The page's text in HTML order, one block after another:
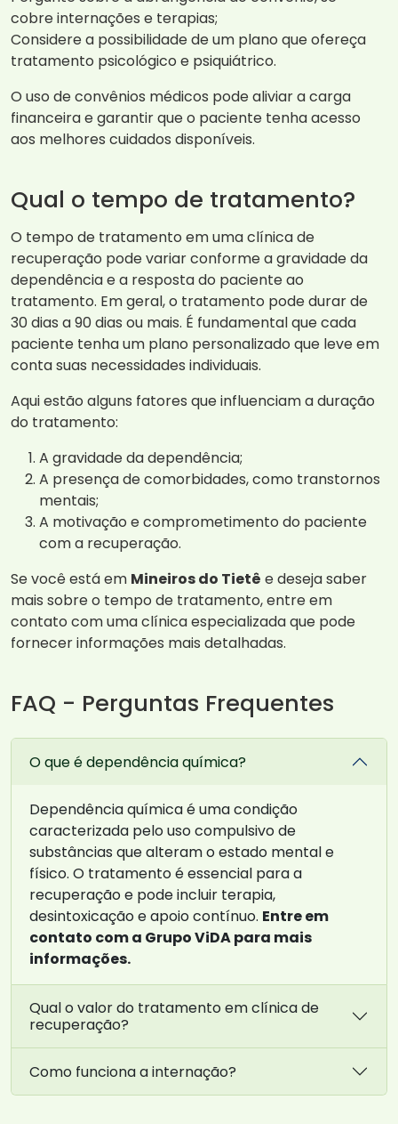
cobre internações e terapias;
Considere a possibilidade de um plano que ofereça
tratamento psicológico e psiquiátrico.
O uso de convênios médicos pode aliviar a carga
financeira e garantir que o paciente tenha acesso
aos melhores cuidados disponíveis.
Qual o tempo de tratamento?
O tempo de tratamento em uma clínica de
recuperação pode variar conforme a gravidade da
dependência e a resposta do paciente ao
tratamento. Em geral, o tratamento pode durar de
30 dias a 90 dias ou mais. É fundamental que cada
paciente tenha um plano personalizado que leve em
conta suas necessidades individuais.
Aqui estão alguns fatores que influenciam a duração
do tratamento:
A gravidade da dependência;
A presença de comorbidades, como transtornos
mentais;
A motivação e comprometimento do paciente
com a recuperação.
Se você está em Mineiros do Tietê e deseja saber
mais sobre o tempo de tratamento, entre em
contato com uma clínica especializada que pode
fornecer informações mais detalhadas.
FAQ - Perguntas Frequentes
O que é dependência química?
Dependência química é uma condição
caracterizada pelo uso compulsivo de
substâncias que alteram o estado mental e
físico. O tratamento é essencial para a
recuperação e pode incluir terapia,
desintoxicação e apoio contínuo. Entre em
contato com a Grupo ViDA para mais
informações.
Qual o valor do tratamento em clínica de
recuperação?
Como funciona a internação?